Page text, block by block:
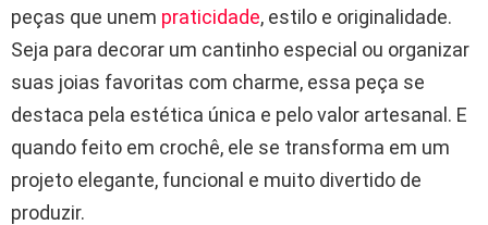
peças que unem praticidade, estilo e originalidade.
Seja para decorar um cantinho especial ou organizar
suas joias favoritas com charme, essa peça se
destaca pela estética única e pelo valor artesanal. E
quando feito em crochê, ele se transforma em um
projeto elegante, funcional e muito divertido de
produzir.